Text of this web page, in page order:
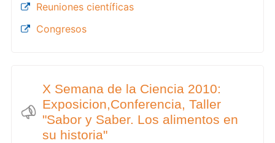
Reuniones científicas
Congresos
X Semana de la Ciencia 2010:
Exposicion,Conferencia, Taller
"Sabor y Saber. Los alimentos en
su historia"